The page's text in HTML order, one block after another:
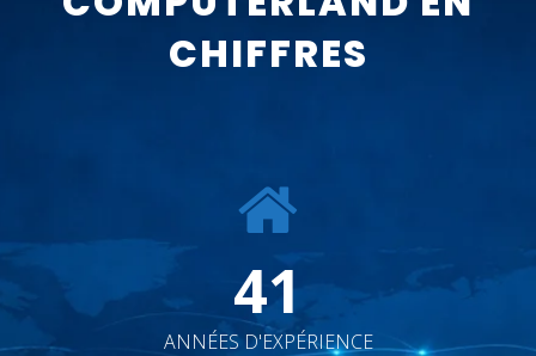
CHIFFRES
41
ANNÉES D'EXPÉRIENCE